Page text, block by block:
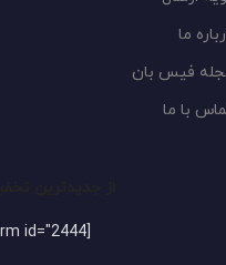
ما
فیس بان
با ما
[mc4wp_form id="2444"]